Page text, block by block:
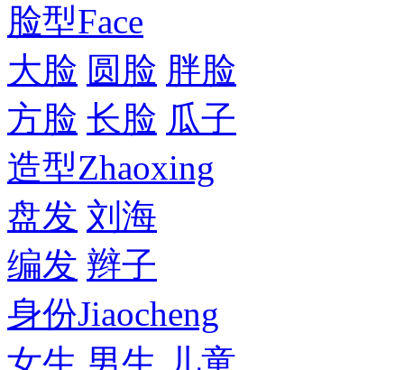
脸型Face
大脸 圆脸 胖脸
方脸 长脸 瓜子
造型Zhaoxing
盘发 刘海
编发 辫子
身份Jiaocheng
女生 男生 儿童